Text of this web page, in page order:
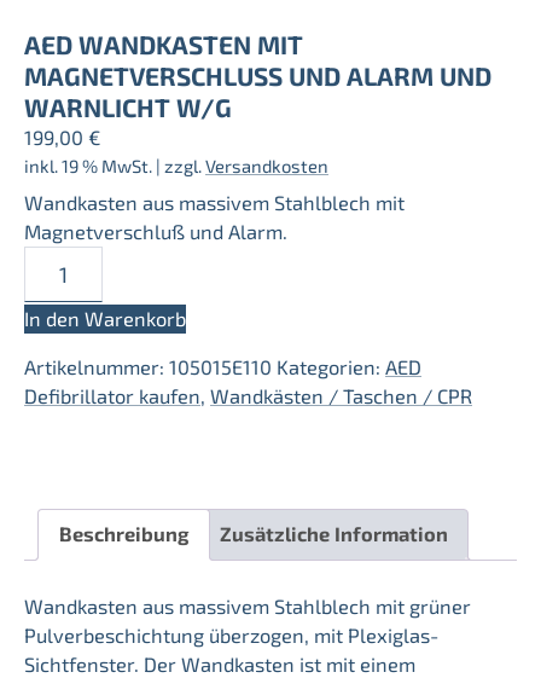
AED WANDKASTEN MIT
MAGNETVERSCHLUSS UND ALARM UND W
ARNLICHT W/G
199,00 €
inkl. 19 % MwSt. | zzgl.Versandkosten
Wandkasten aus massivem Stahlblech mit
Magnetverschluß und Alarm.
Wandkasten
mit
und
Alarm
In den Warenkorb
Artikelnummer: 105015E110 Kategorien: AED
Defibrillator kaufen, Wandkästen / Taschen / CPR
Beschreibung Zusätzliche Information
Wandkasten aus massivem Stahlblech mit grüner
Pulverbeschichtung überzogen, mit Plexiglas-
Sichtfenster. Der Wandkasten ist mit einem